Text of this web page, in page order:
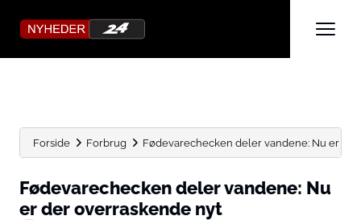
Forside Forbrug Fødevarechecken deler vandene: Nu er
Fødevarechecken deler vandene: Nu
er der overraskende nyt